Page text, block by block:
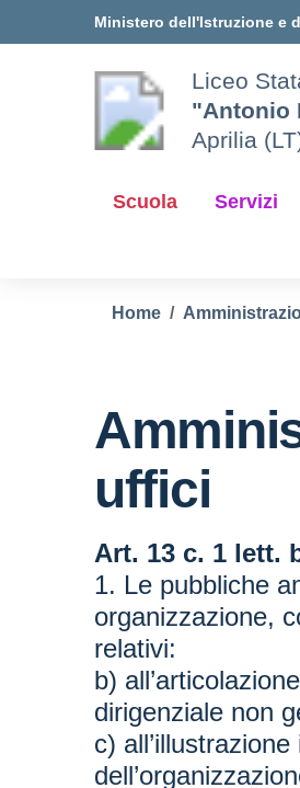
Ministero dell'Istruzione e
Liceo
"Antonio
Aprilia
Scuola Servizi
Home
uffici
Art. 13 c. 1 lett.
1. Le pubbliche
organizzazione,
relativi:
b)
dirigenziale non
c)